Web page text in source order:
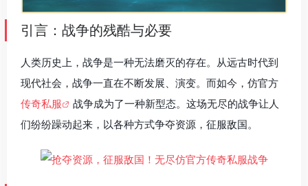
引言：战争的残酷与必要
人类历史上，战争是一种无法磨灭的存在。从远古时代到
现代社会，战争一直在不断发展、演变。而如今，仿官方
传奇私服
战争成为了一种新型态。这场无尽的战争让人
们纷纷躁动起来，以各种方式争夺资源，征服敌国。